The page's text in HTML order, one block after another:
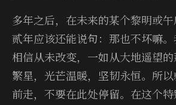
多年之后，在未来的某个黎明或
贰年应该还能说句：那也不坏嘛
相信从未改变，一如从大地遥望
繁星，光芒温暖，坚韧永恒。所
前走，不要在此处停留。在这个特